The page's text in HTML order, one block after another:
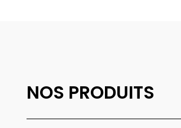
NOS PRODUITS